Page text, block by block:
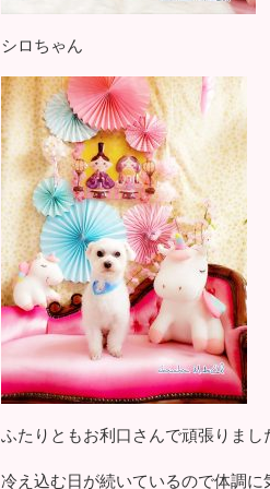
シロちゃん
ふたりともお利口さんで頑張りま
冷え込む日が続いているので体調に